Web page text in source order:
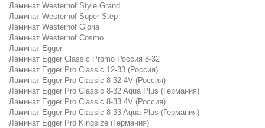
Ламинат Westerhof Style Grand
Ламинат Westerhof Super Step
Ламинат Westerhof Gloria
Ламинат Westerhof Cosmo
Ламинат Egger
Ламинат Egger Classic Promo Россия 8-32
Ламинат Egger Pro Classic 12-33 (Россия)
Ламинат Egger Pro Classic 8-32 4V (Россия)
Ламинат Egger Pro Classic 8-32 Aqua Plus (Германия)
Ламинат Egger Pro Classic 8-33 4V (Россия)
Ламинат Egger Pro Classic 8-33 Aqua Plus (Германия)
Ламинат Egger Pro Kingsize (Германия)